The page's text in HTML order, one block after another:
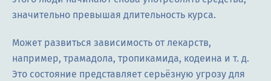
значительно превышая длительность курса.
Может развиться зависимость от лекарств,
например, трамадола, тропикамида, кодеина и т. д.
Это состояние представляет серьёзную угрозу для